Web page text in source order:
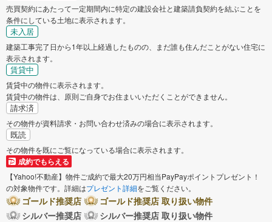
売買契約にあたって一定期間内に特定の建設会社と建築請負契約を結ぶことを
条件にしている土地に表示されます。
未入居
建築工事完了日から1年以上経過したものの、まだ誰も住んだことがない住宅に
表示されます。
賃貸中
賃貸中の物件に表示されます。
賃貸中の物件は、原則ご自身でお住まいいただくことができません。
請求済
その物件が資料請求・お問い合わせ済みの場合に表示されます。
既読
その物件を既にご覧になっている場合に表示されます。
成約でもらえる
【Yahoo!不動産】物件ご成約で最大20万円相当PayPayポイントプレゼント！
の対象物件です。詳細はプレゼント詳細をご覧ください。
ゴールド推奨店
ゴールド推奨店 取り扱い物件
シルバー推奨店
シルバー推奨店 取り扱い物件